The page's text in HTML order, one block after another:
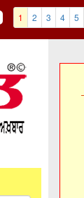
1 2 3 4 5